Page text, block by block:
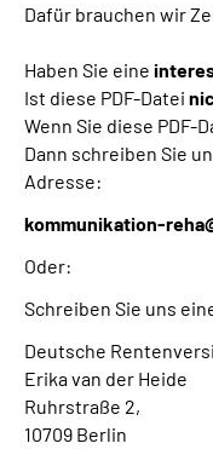
Dafür brauchen wir
Haben Sie eine
Ist diese PDF-Datei
Wenn Sie diese PDF-
Dann schreiben Sie
Adresse:
kommunikation-
Oder:
Schreiben Sie uns
Deutsche
Erika van der Heide
Ruhrstraße 2,
10709 Berlin